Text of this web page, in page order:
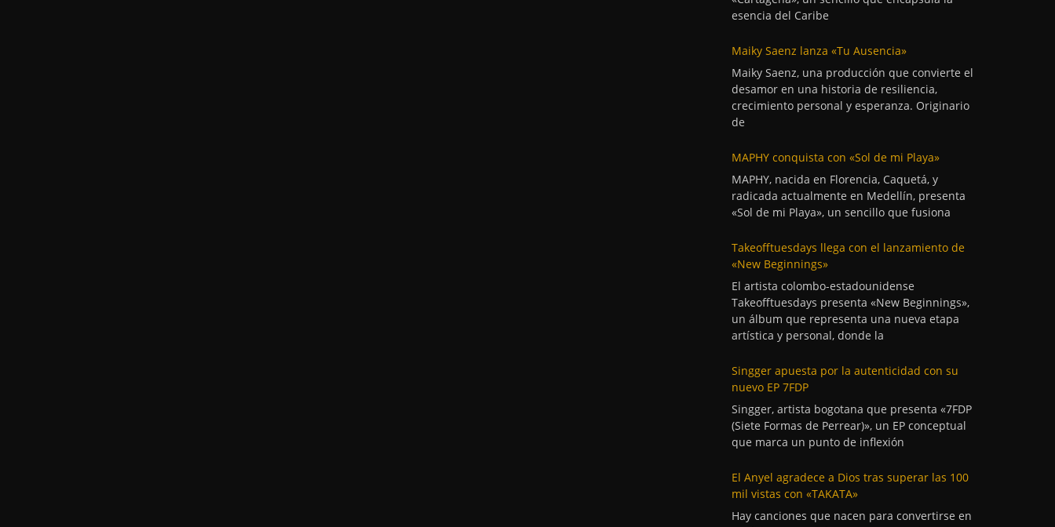
esencia del Caribe
Maiky Saenz lanza «Tu Ausencia»
Maiky Saenz, una producción que convierte el
desamor en una historia de resiliencia,
crecimiento personal y esperanza. Originario
de
MAPHY conquista con «Sol de mi Playa»
MAPHY, nacida en Florencia, Caquetá, y
radicada actualmente en Medellín, presenta
«Sol de mi Playa», un sencillo que fusiona
Takeofftuesdays llega con el lanzamiento de
«New Beginnings»
El artista colombo-estadounidense
Takeofftuesdays presenta «New Beginnings»,
un álbum que representa una nueva etapa
artística y personal, donde la
Singger apuesta por la autenticidad con su
nuevo EP 7FDP
Singger, artista bogotana que presenta «7FDP
(Siete Formas de Perrear)», un EP conceptual
que marca un punto de inflexión
El Anyel agradece a Dios tras superar las 100
mil vistas con «TAKATA»
Hay canciones que nacen para convertirse en